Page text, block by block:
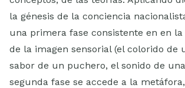
la génesis de la conciencia
una primera fase consistente en en la
de la imagen sensorial (el colorido de
sabor de un puchero, el sonido de
segunda fase se accede a la